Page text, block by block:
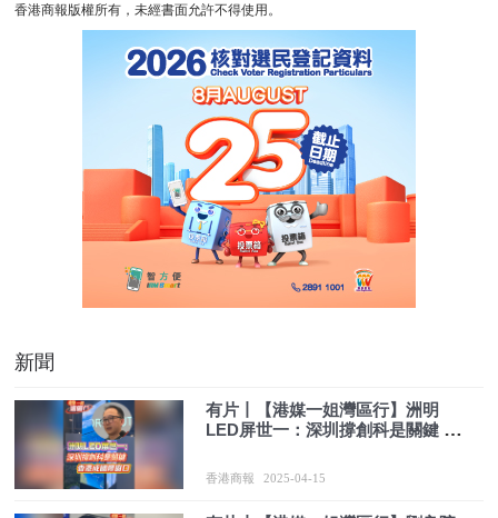
香港商報版權所有，未經書面允許不得使用。
新聞
有片丨【港媒一姐灣區行】洲明
LED屏世一：深圳撐創科是關鍵 香
香港商報 2025-04-15